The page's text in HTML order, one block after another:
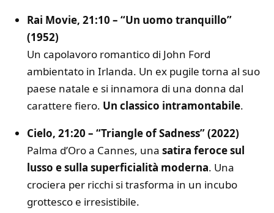
Rai Movie, 21:10 – “Un uomo tranquillo”
(1952)
Un capolavoro romantico di John Ford
ambientato in Irlanda. Un ex pugile torna al suo
paese natale e si innamora di una donna dal
carattere fiero. Un classico intramontabile.
Cielo, 21:20 – “Triangle of Sadness” (2022)
Palma d’Oro a Cannes, una satira feroce sul
lusso e sulla superficialità moderna. Una
crociera per ricchi si trasforma in un incubo
grottesco e irresistibile.